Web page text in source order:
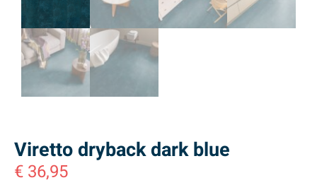
Viretto dryback dark blue
€ 36,95